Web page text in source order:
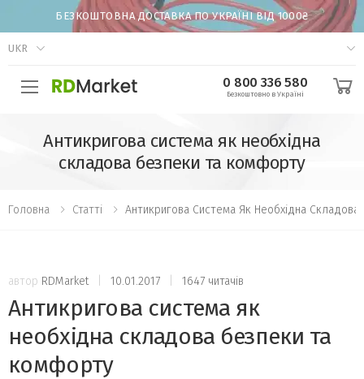
БЕЗКОШТОВНА ДОСТАВКА ПО УКРАЇНІ ВІД 1000₴
UKR
0 800 336 580
Безкоштовно в Україні
Антикригова система як необхідна
складова безпеки та комфорту
Головна Статті Антикригова Система Як Необхідна
автор RDMarket 10.01.2017 1647 читачів
Антикригова система як
необхідна складова безпеки та
комфорту